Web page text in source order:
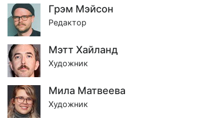
Грэм Мэйсон
Редактор
Мэтт Хайланд
Художник
Мила Матвеева
Художник